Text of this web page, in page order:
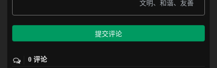
文明、和谐、友善
提交评论
0 评论